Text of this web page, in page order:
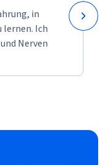
in
lernen. Ich
Nerven